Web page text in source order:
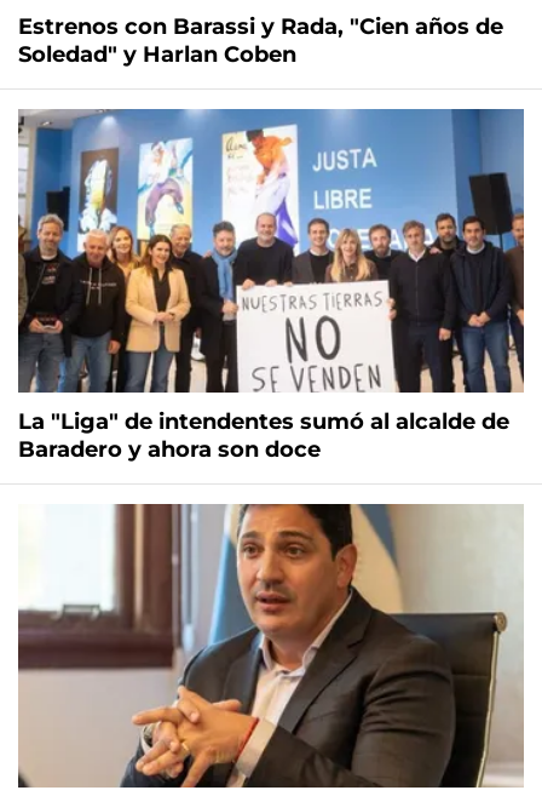
Estrenos con Barassi y Rada, "Cien años de
Soledad" y Harlan Coben
La "Liga" de intendentes sumó al alcalde de
Baradero y ahora son doce